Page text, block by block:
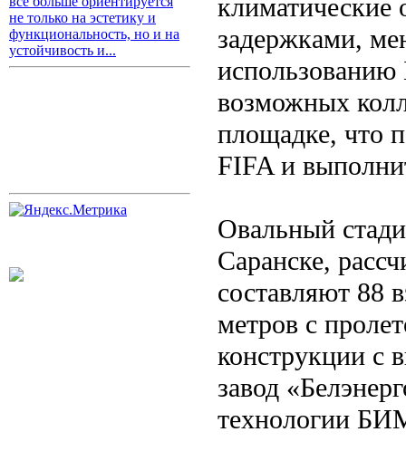
не только на эстетику и
функциональность, но и на
устойчивость и...
климатические
задержками,
возможных
площадке, что
FIFA и
Овальный
Саранске,
составляют 88
метров с
конструкции с
завод
технологии